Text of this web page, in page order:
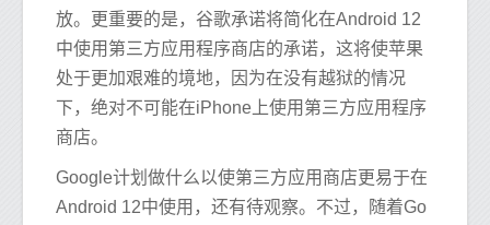
放。更重要的是，谷歌承诺将简化在Android 12
中使用第三方应用程序商店的承诺，这将使苹果
处于更加艰难的境地，因为在没有越狱的情况
下，绝对不可能在iPhone上使用第三方应用程序
商店。
Google计划做什么以使第三方应用商店更易于在
Android 12中使用，还有待观察。不过，随着Go